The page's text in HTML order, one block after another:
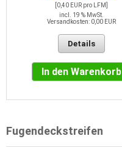
[0,40 EUR pro LFM]
incl. 19 % MwSt.
Versandkosten: 0,00 EUR
Details
In den Warenkorb
Fugendeckstreifen